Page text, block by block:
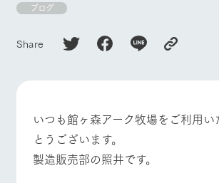
ガーデンの開花
状況などを毎日
ント・フェアの
情報やスケジュ
フラワー
ガーデン
牧場に行く
ArkFarm Wedding
牧場トップ 今日の牧場
ブログ
Share
いつも館ヶ森アーク牧場をご利用
とうございます。
製造販売部の照井です。